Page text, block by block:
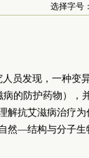
选择字号
员发现，一种变
的防护药物），
解抗艾滋病治疗为
然—结构与分子生